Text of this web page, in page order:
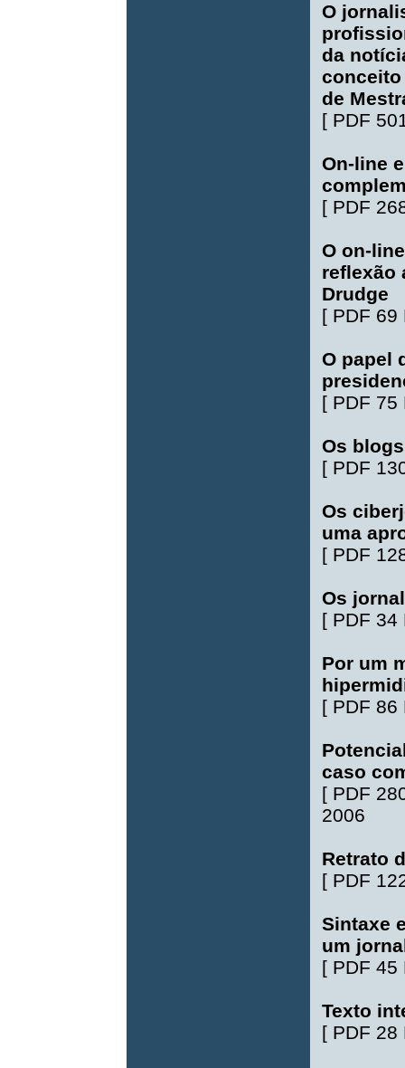
O
da
conceito
de
[ PDF
On-line
[ PDF
O on-
reflexão
Drudge
[ PDF 69
O papel
[ PDF 75
Os
[ PDF
Os
uma
[ PDF
Os
[ PDF 34
Por um
[ PDF 86
caso
[ PDF
2006
Retrato
[ PDF
Sintaxe
um
[ PDF 45
Texto
[ PDF 28